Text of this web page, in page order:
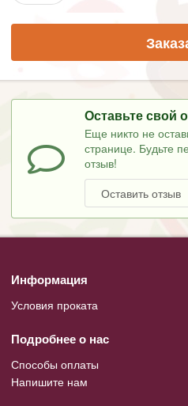
Оставьте свой
Еще никто не
странице. Будьте
отзыв!
Оставить отзыв
Информация
Условия проката
Подробнее о нас
Способы оплаты
Напишите нам